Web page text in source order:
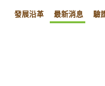
發展沿革 最新消息 驗